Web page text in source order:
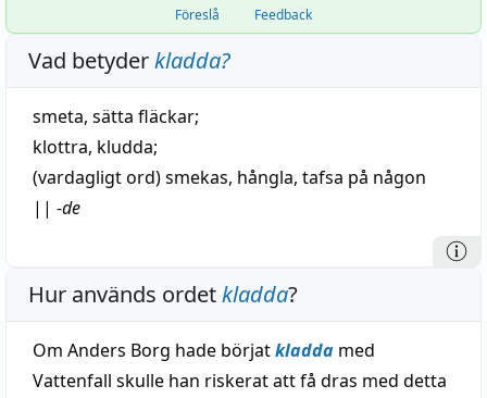
Föreslå Feedback
Vad betyderkladda?
smeta, sätta fläckar;
klottra, kludda;
(vardagligt ord)smekas, hångla, tafsa på någon
|| -de
Hur används ordetkladda?
Om Anders Borg hade börjatkladda med
Vattenfall skulle han riskerat att få dras med detta